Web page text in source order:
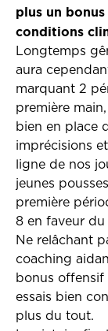
plus un
conditions
Longtemps
aura
marquant 2
première
bien en place
imprécisions
ligne de nos
jeunes
première
8 en faveur du
Ne relâchant
coaching
bonus offensif
essais bien
plus du tout.